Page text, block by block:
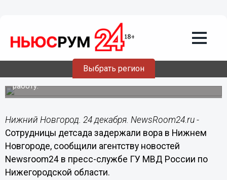
Выбрать регион
24.12.201408:52
Сотрудницы детсада задержали вора
в Нижнем Новгороде
Задержанный заявил, что пришел устраиваться на
работу.
Нижний Новгород. 24 декабря. NewsRoom24.ru -
Сотрудницы детсада задержали вора в Нижнем
Новгороде, сообщили агентству новостей
Newsroom24 в пресс-службе ГУ МВД России по
Нижегородской области.